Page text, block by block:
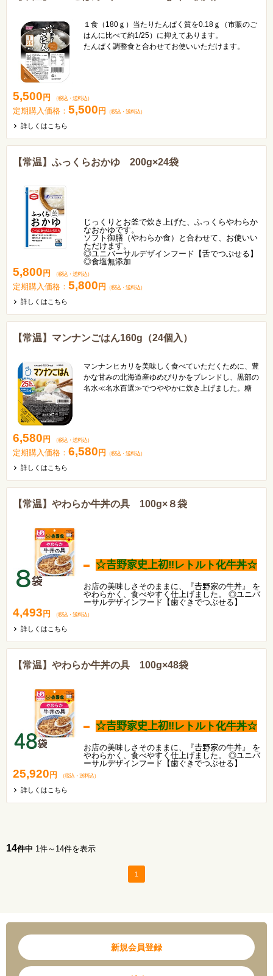
１食（180ｇ）当たりたんぱく質を0.18ｇ（市販のご
はんに比べて約1/25）に抑えてあります。
たんぱく調整食と合わせてお使いいただけます。
5,500 円 （税込・ 送料込）
定期購入価格： 5,500 円 （税込・ 送料込）
詳しくはこちら
【常温】ふっくらおかゆ 200g×24袋
じっくりとお釜で炊き上げた、ふっくらやわらか
なおかゆです。
ソフト御膳（やわらか食）と合わせて、お使いい
ただけます。
◎ユニバーサルデザインフード【舌でつぶせる】
◎食塩無添加
5,800 円 （税込・ 送料込）
定期購入価格： 5,800 円 （税込・ 送料込）
詳しくはこちら
【常温】マンナンごはん160g（24個入）
マンナンヒカリを美味しく食べていただくために、豊
かな甘みの北海道産ゆめぴりかをブレンドし、黒部の
名水≪名水百選≫でつややかに炊き上げました。糖
6,580 円 （税込・ 送料込）
定期購入価格： 6,580 円 （税込・ 送料込）
詳しくはこちら
【常温】やわらか牛丼の具 100g×８袋
☆𠮷野家史上初‼レトルト化牛丼☆
お店の美味しさそのままに、『𠮷野家の牛丼』 を
やわらかく、食べやすく仕上げました。 ◎ユニバ
ーサルデザインフード【歯ぐきでつぶせる】
4,493 円 （税込・ 送料込）
詳しくはこちら
【常温】やわらか牛丼の具 100g×48袋
☆𠮷野家史上初‼レトルト化牛丼☆
お店の美味しさそのままに、『𠮷野家の牛丼』 を
やわらかく、食べやすく仕上げました。 ◎ユニバ
ーサルデザインフード【歯ぐきでつぶせる】
25,920 円 （税込・ 送料込）
詳しくはこちら
14件中 1件～14件を表示
1
新規会員登録